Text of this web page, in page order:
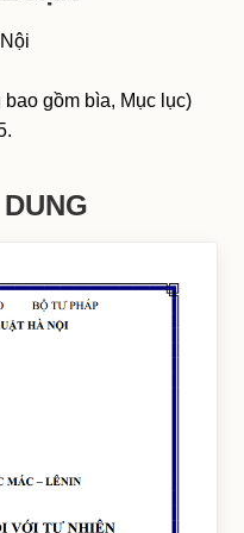
gồm bìa, Mục lục)